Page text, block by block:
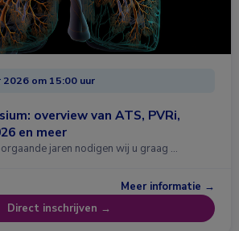
om 15:00 uur
overview van ATS, PVRi,
en meer
jaren nodigen wij u graag …
Meer informatie →
Direct inschrijven →